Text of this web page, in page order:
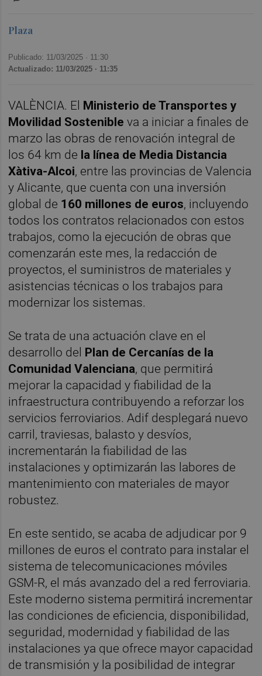
Plaza
Publicado: 11/03/2025 · 11:30
Actualizado: 11/03/2025 · 11:35
VALÈNCIA. El Ministerio de Transportes y
Movilidad Sostenible va a iniciar a finales de
marzo las obras de renovación integral de
los 64 km de la línea de Media Distancia
Xàtiva-Alcoi, entre las provincias de Valencia
y Alicante, que cuenta con una inversión
global de 160 millones de euros, incluyendo
todos los contratos relacionados con estos
trabajos, como la ejecución de obras que
comenzarán este mes, la redacción de
proyectos, el suministros de materiales y
asistencias técnicas o los trabajos para
modernizar los sistemas.
Se trata de una actuación clave en el
desarrollo del Plan de Cercanías de la
Comunidad Valenciana, que permitirá
mejorar la capacidad y fiabilidad de la
infraestructura contribuyendo a reforzar los
servicios ferroviarios. Adif desplegará nuevo
carril, traviesas, balasto y desvíos,
incrementarán la fiabilidad de las
instalaciones y optimizarán las labores de
mantenimiento con materiales de mayor
robustez.
En este sentido, se acaba de adjudicar por 9
millones de euros el contrato para instalar el
sistema de telecomunicaciones móviles
GSM-R, el más avanzado del a red ferroviaria.
Este moderno sistema permitirá incrementar
las condiciones de eficiencia, disponibilidad,
seguridad, modernidad y fiabilidad de las
instalaciones ya que ofrece mayor capacidad
de transmisión y la posibilidad de integrar